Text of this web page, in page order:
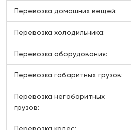
Перевозка домашних вещей:
Перевозка холодильника:
Перевозка оборудования:
Перевозка габаритных грузов:
Перевозка негабаритных
грузов: